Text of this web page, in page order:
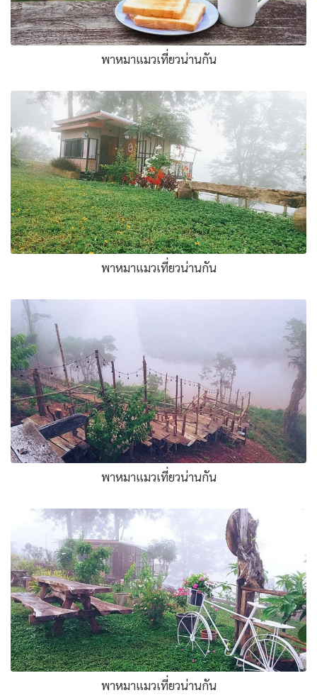
พาหมาแมวเที่ยวน่านกัน
พาหมาแมวเที่ยวน่านกัน
พาหมาแมวเที่ยวน่านกัน
พาหมาแมวเที่ยวน่านกัน